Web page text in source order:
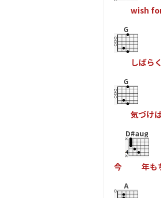
wish fo
G
しばら く
G
気づけ
今
D#aug
年も
A